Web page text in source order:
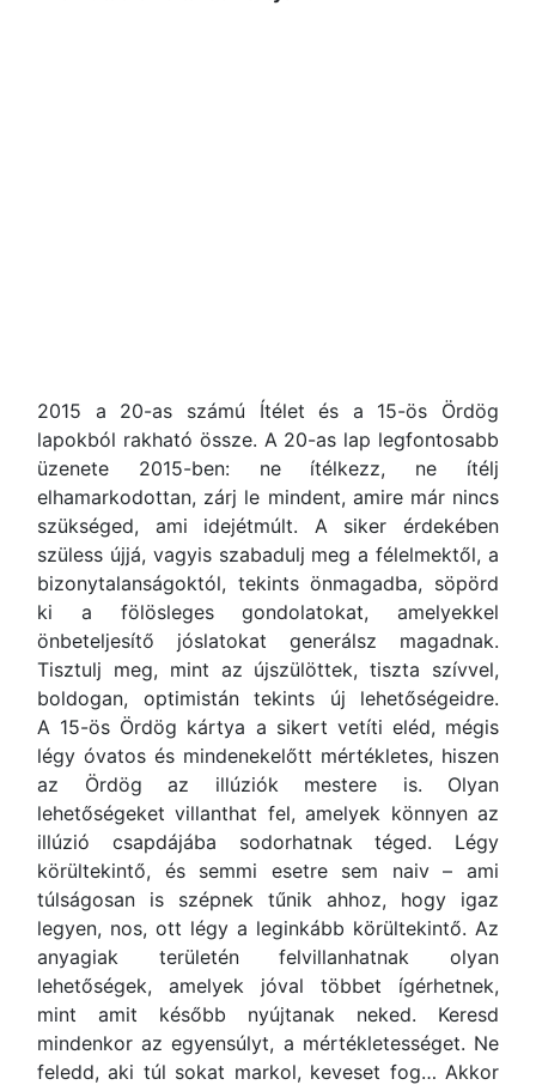
2015 a 20-as számú Ítélet és a 15-ös Ördög
lapokból rakható össze. A 20-as lap legfontosabb
üzenete 2015-ben: ne ítélkezz, ne ítélj
elhamarkodottan, zárj le mindent, amire már nincs
szükséged, ami idejétmúlt. A siker érdekében
szüless újjá, vagyis szabadulj meg a félelmektől, a
bizonytalanságoktól, tekints önmagadba, söpörd
ki a fölösleges gondolatokat, amelyekkel
önbeteljesítő jóslatokat generálsz magadnak.
Tisztulj meg, mint az újszülöttek, tiszta szívvel,
boldogan, optimistán tekints új lehetőségeidre.
A 15-ös Ördög kártya a sikert vetíti eléd, mégis
légy óvatos és mindenekelőtt mértékletes, hiszen
az Ördög az illúziók mestere is. Olyan
lehetőségeket villanthat fel, amelyek könnyen az
illúzió csapdájába sodorhatnak téged. Légy
körültekintő, és semmi esetre sem naiv – ami
túlságosan is szépnek tűnik ahhoz, hogy igaz
legyen, nos, ott légy a leginkább körültekintő. Az
anyagiak területén felvillanhatnak olyan
lehetőségek, amelyek jóval többet ígérhetnek,
mint amit később nyújtanak neked. Keresd
mindenkor az egyensúlyt, a mértékletességet. Ne
feledd, aki túl sokat markol, keveset fog… Akkor